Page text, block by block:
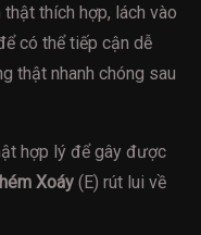
thích hợp, lách vào
có thể tiếp cận dễ
thật nhanh chóng sau
hợp lý để gây được
Xoáy (E) rút lui về